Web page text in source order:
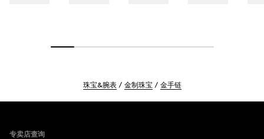
珠宝&腕表 金制珠宝 金手链
专卖店查询